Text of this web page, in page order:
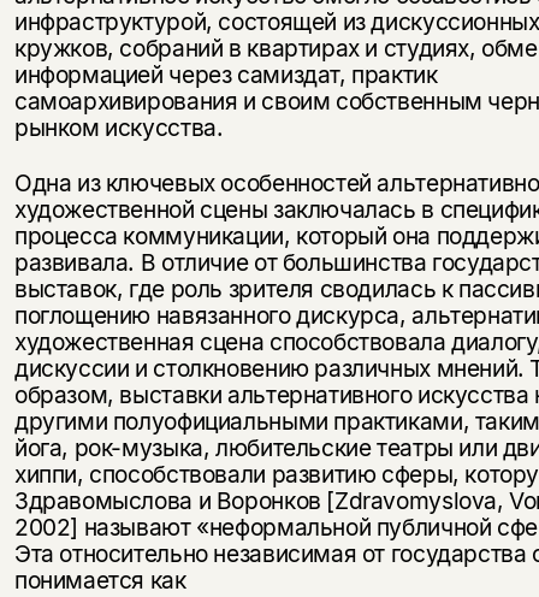
инфраструктурой, состоящей из дискуссионных
кружков, собраний в квартирах и студиях,
информацией через самиздат, практик
самоархивирования и своим собственным
рынком искусства.
Одна из ключевых особенностей
художественной сцены заключалась в
процесса коммуникации, который она
развивала. В отличие от большинства
выставок, где роль зрителя сводилась к
поглощению навязанного дискурса,
художественная сцена способствовала
дискуссии и столкновению различных мнений.
образом, выставки альтернативного искусства
другими полуофициальными практиками,
йога, рок-музыка, любительские театры или
хиппи, способствовали развитию сферы,
Здравомыслова и Воронков [Zdravomyslova,
2002] называют «неформальной публичной
Эта относительно независимая от государства
понимается как